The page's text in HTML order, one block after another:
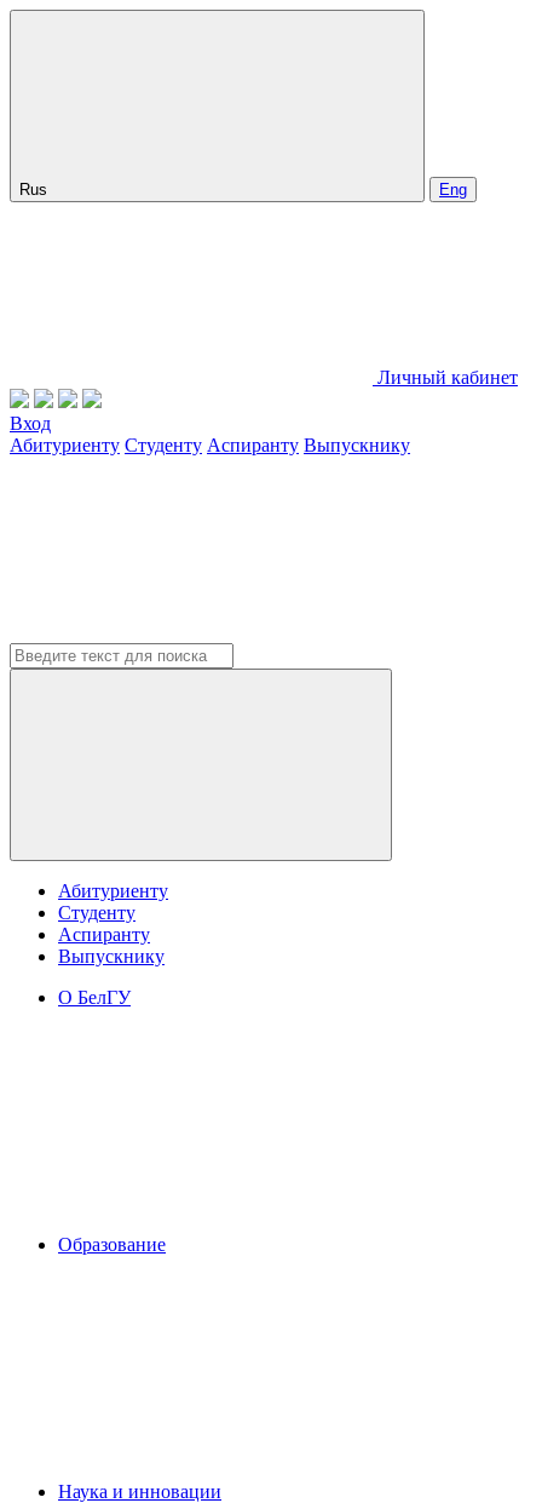
Rus Eng
Личный кабинет
Вход
Абитуриенту Студенту Аспиранту Выпускнику
Абитуриенту
Студенту
Аспиранту
Выпускнику
О БелГУ
Образование
Наука и инновации